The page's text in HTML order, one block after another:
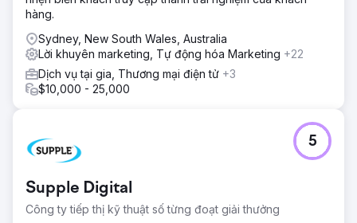
hàng.
Sydney, New South Wales, Australia
Lời khuyên marketing, Tự động hóa Marketing +22
Dịch vụ tại gia, Thương mại điện tử +3
$10,000 - 25,000
Supple Digital
Công ty tiếp thị kỹ thuật số từng đoạt giải thưởng
5